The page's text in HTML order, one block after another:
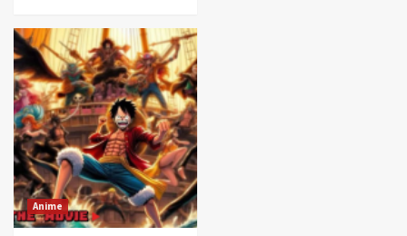
Anime